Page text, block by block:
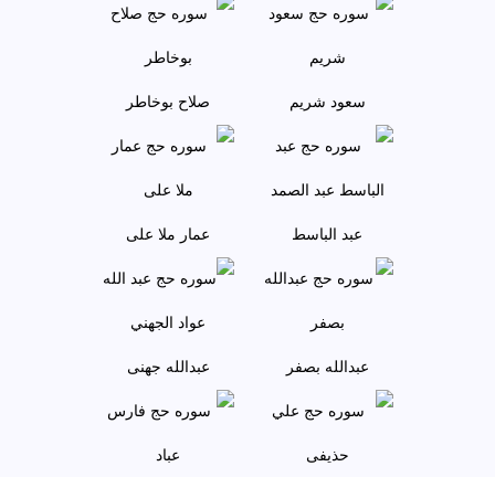
سعود شريم صلاح بوخاطر
عبد الباسط عمار ملا علی
عبدالله بصفر عبدالله جهنی